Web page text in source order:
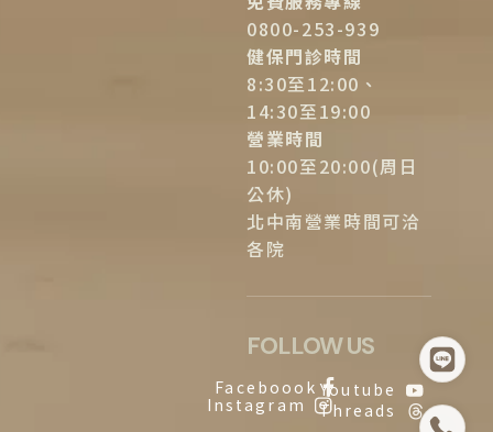
0800-253-939
健保門診時間
8:30至12:00、
14:30至19:00
營業時間
10:00至20:00(周日
公休)
北中南營業時間可洽
各院
FOLLOW US
Faceboook
Instagram
Youtube
Threads